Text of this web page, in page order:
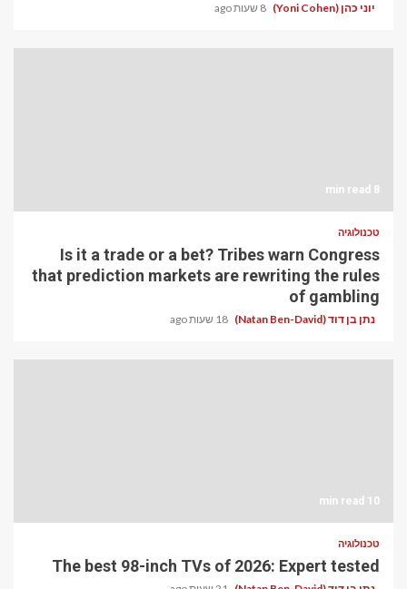
יוני כהן (Yoni Cohen) 8 שעות ago
8 min read
טכנולוגיה
Is it a trade or a bet? Tribes warn Congress
that prediction markets are rewriting the rules
of gambling
נתן בן דוד (Natan Ben-David) 18 שעות ago
10 min read
טכנולוגיה
The best 98-inch TVs of 2026: Expert tested